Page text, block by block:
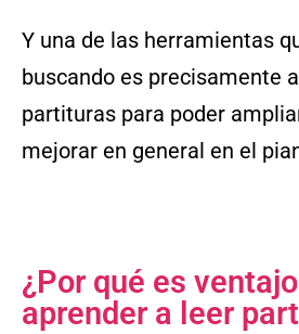
Y una de las herramientas
buscando es precisamente
partituras para poder
mejorar en general en el
¿Por qué es
aprender a leer